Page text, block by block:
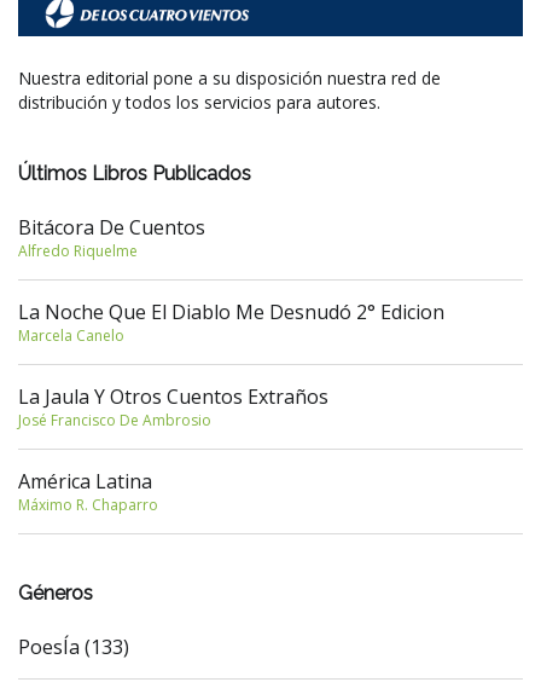
Nuestra editorial pone a su disposición nuestra red de
distribución y todos los servicios para autores.
Últimos Libros Publicados
Bitácora De Cuentos
Alfredo Riquelme
La Noche Que El Diablo Me Desnudó 2° Edicion
Marcela Canelo
La Jaula Y Otros Cuentos Extraños
José Francisco De Ambrosio
América Latina
Máximo R. Chaparro
Géneros
PoesÍa (133)